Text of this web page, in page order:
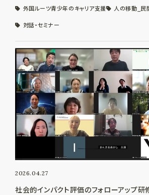
外国ルーツ青少年のキャリア支援 人の移動_民
対話・セミナー
2026.04.27
社会的インパクト評価のフォローアップ研